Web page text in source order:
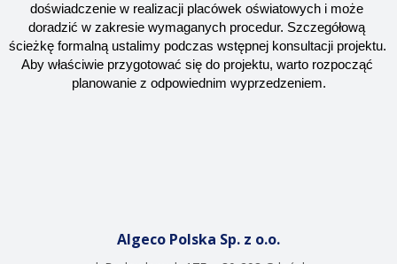
doświadczenie w realizacji placówek oświatowych i może
doradzić w zakresie wymaganych procedur. Szczegółową
ścieżkę formalną ustalimy podczas wstępnej konsultacji projektu.
Aby właściwie przygotować się do projektu, warto rozpocząć
planowanie z odpowiednim wyprzedzeniem.
Algeco Polska Sp. z o.o.